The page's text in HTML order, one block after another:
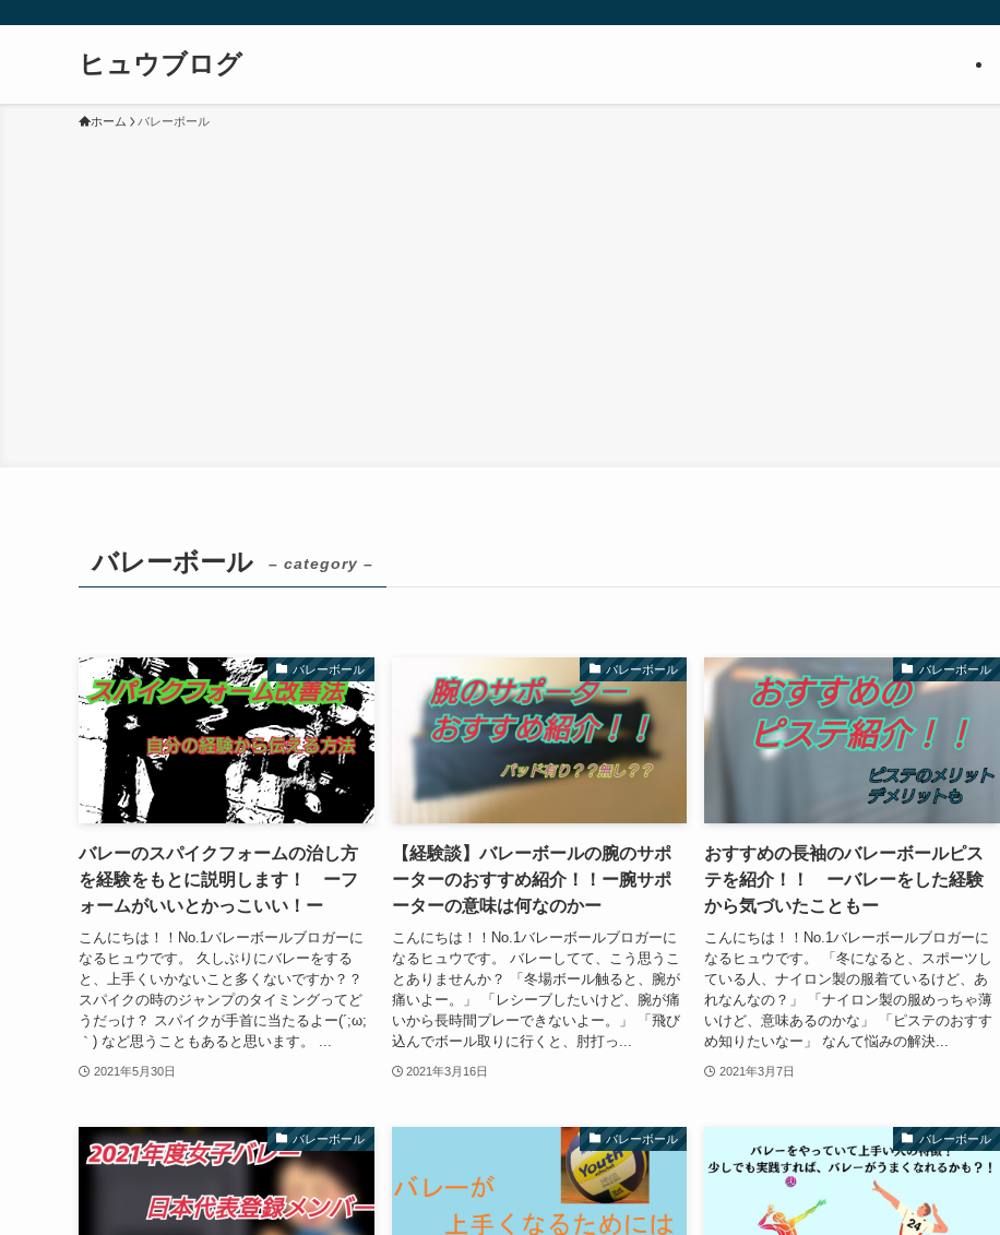
ヒュウブログ
ホーム バレーボール
バレーボール – category –
バレーボール
バレーのスパイクフォームの治し方
を経験をもとに説明します！ ーフ
ォームがいいとかっこいい！ー
こんにちは！！No.1バレーボールブロガーに
なるヒュウです。 久しぶりにバレーをする
と、上手くいかないこと多くないですか？？
スパイクの時のジャンプのタイミングってど
うだっけ？ スパイクが手首に当たるよー(´;ω;
｀) など思うこともあると思います。 ...
2021年5月30日
バレーボール
【経験談】バレーボールの腕のサポ
ーターのおすすめ紹介！！ー腕サポ
ーターの意味は何なのかー
こんにちは！！No.1バレーボールブロガーに
なるヒュウです。 バレーしてて、こう思うこ
とありませんか？ 「冬場ボール触ると、腕が
痛いよー。」 「レシーブしたいけど、腕が痛
いから長時間プレーできないよー。」 「飛び
込んでボール取りに行くと、肘打っ...
2021年3月16日
バレーボール
おすすめの長袖のバレーボールピス
テを紹介！！ ーバレーをした経験
から気づいたこともー
こんにちは！！No.1バレーボールブロガーに
なるヒュウです。 「冬になると、スポーツし
ている人、ナイロン製の服着ているけど、あ
れなんなの？」 「ナイロン製の服めっちゃ薄
いけど、意味あるのかな」 「ピステのおすす
め知りたいなー」 なんて悩みの解決...
2021年3月7日
バレーボール バレーボール バレーボール